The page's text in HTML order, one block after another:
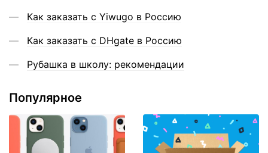
Как заказать с Yiwugo в Россию
Как заказать с DHgate в Россию
Рубашка в школу: рекомендации
Популярное